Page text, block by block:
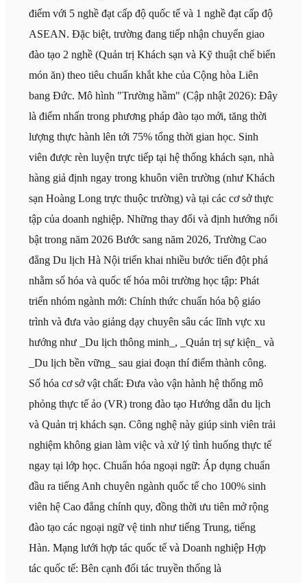
điểm với 5 nghề đạt cấp độ quốc tế và 1 nghề đạt cấp độ
ASEAN. Đặc biệt, trường đang tiếp nhận chuyển giao
đào tạo 2 nghề (Quản trị Khách sạn và Kỹ thuật chế biến
món ăn) theo tiêu chuẩn khắt khe của Cộng hòa Liên
bang Đức. Mô hình "Trường hầm" (Cập nhật 2026): Đây
là điểm nhấn trong phương pháp đào tạo mới, tăng thời
lượng thực hành lên tới 75% tổng thời gian học. Sinh
viên được rèn luyện trực tiếp tại hệ thống khách sạn, nhà
hàng giả định ngay trong khuôn viên trường (như Khách
sạn Hoàng Long trực thuộc trường) và tại các cơ sở thực
tập của doanh nghiệp. Những thay đổi và định hướng nổi
bật trong năm 2026 Bước sang năm 2026, Trường Cao
đẳng Du lịch Hà Nội triển khai nhiều bước tiến đột phá
nhằm số hóa và quốc tế hóa môi trường học tập: Phát
triển nhóm ngành mới: Chính thức chuẩn hóa bộ giáo
trình và đưa vào giảng dạy chuyên sâu các lĩnh vực xu
hướng như _Du lịch thông minh_, _Quản trị sự kiện_ và
_Du lịch bền vững_ sau giai đoạn thí điểm thành công.
Số hóa cơ sở vật chất: Đưa vào vận hành hệ thống mô
phỏng thực tế ảo (VR) trong đào tạo Hướng dẫn du lịch
và Quản trị khách sạn. Công nghệ này giúp sinh viên trải
nghiệm không gian làm việc và xử lý tình huống thực tế
ngay tại lớp học. Chuẩn hóa ngoại ngữ: Áp dụng chuẩn
đầu ra tiếng Anh chuyên ngành quốc tế cho 100% sinh
viên hệ Cao đẳng chính quy, đồng thời ưu tiên mở rộng
đào tạo các ngoại ngữ vệ tinh như tiếng Trung, tiếng
Hàn. Mạng lưới hợp tác quốc tế và Doanh nghiệp Hợp
tác quốc tế: Bên cạnh đối tác truyền thống là